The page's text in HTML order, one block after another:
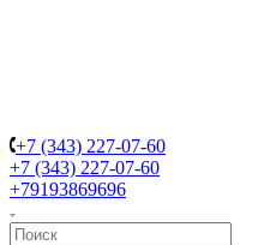
+7 (343) 227-07-60
+7 (343) 227-07-60
+79193869696